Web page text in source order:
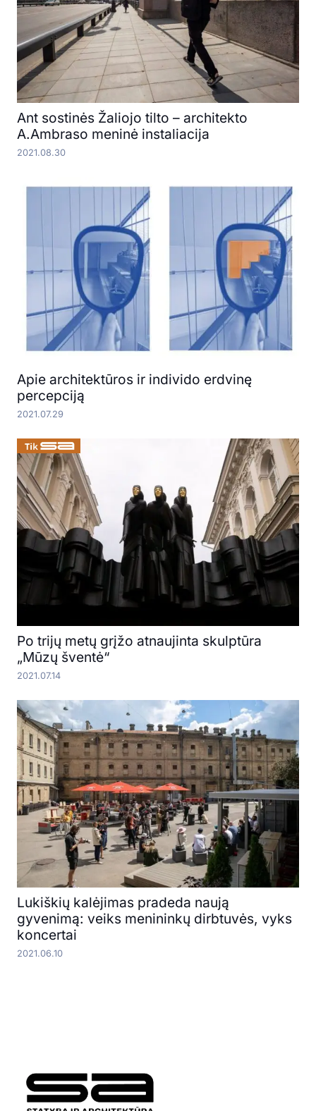
Ant sostinės Žaliojo tilto – architekto
A.Ambraso meninė instaliacija
2021.08.30
Apie architektūros ir individo erdvinę
percepciją
2021.07.29
Po trijų metų grįžo atnaujinta skulptūra
„Mūzų šventė“
2021.07.14
Lukiškių kalėjimas pradeda naują
gyvenimą: veiks menininkų dirbtuvės, vyks
koncertai
2021.06.10